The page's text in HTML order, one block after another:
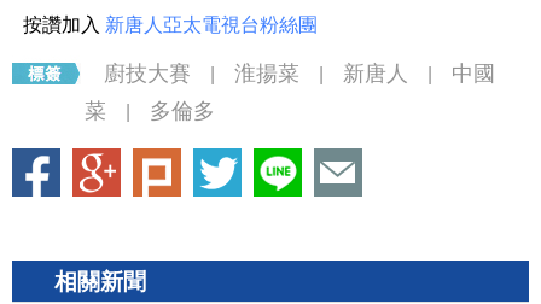
按讚加入 新唐人亞太電視台粉絲團
廚技大賽 淮揚菜 新唐人
中國
菜
多倫多
相關新聞